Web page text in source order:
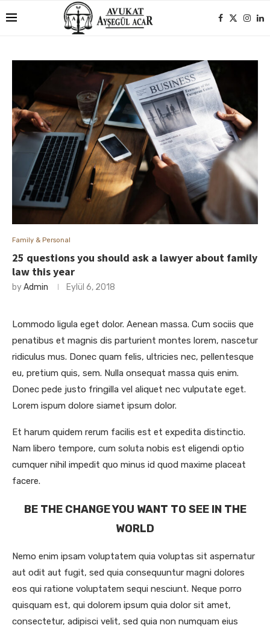
Family & Personal
25 questions you should ask a lawyer about family
law this year
byAdmin Eylül 6, 2018
Lommodo ligula eget dolor. Aenean massa. Cum sociis que
penatibus et magnis dis parturient montes lorem, nascetur
ridiculus mus. Donec quam felis, ultricies nec, pellentesque
eu, pretium quis, sem. Nulla onsequat massa quis enim.
Donec pede justo fringilla vel aliquet nec vulputate eget.
Lorem ispum dolore siamet ipsum dolor.
Et harum quidem rerum facilis est et expedita distinctio.
Nam libero tempore, cum soluta nobis est eligendi optio
cumquer nihil impedit quo minus id quod maxime placeat
facere.
BE THE CHANGE YOU WANT TO SEE IN THE
WORLD
Nemo enim ipsam voluptatem quia voluptas sit aspernatur
aut odit aut fugit, sed quia consequuntur magni dolores
eos qui ratione voluptatem sequi nesciunt. Neque porro
quisquam est, qui dolorem ipsum quia dolor sit amet,
consectetur, adipisci velit, sed quia non numquam eius